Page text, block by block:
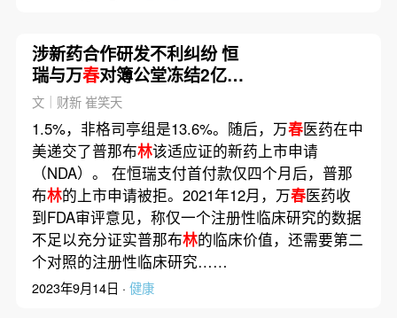
涉新药合作研发不利纠纷 恒
瑞与万春对簿公堂冻结2亿资
产
文｜财新 崔笑天
1.5%，非格司亭组是13.6%。随后，万春医药在中
美递交了普那布林该适应证的新药上市申请
（NDA）。 在恒瑞支付首付款仅四个月后，普那
布林的上市申请被拒。2021年12月，万春医药收
到FDA审评意见，称仅一个注册性临床研究的数据
不足以充分证实普那布林的临床价值，还需要第二
个对照的注册性临床研究……
2023年9月14日 · 健康